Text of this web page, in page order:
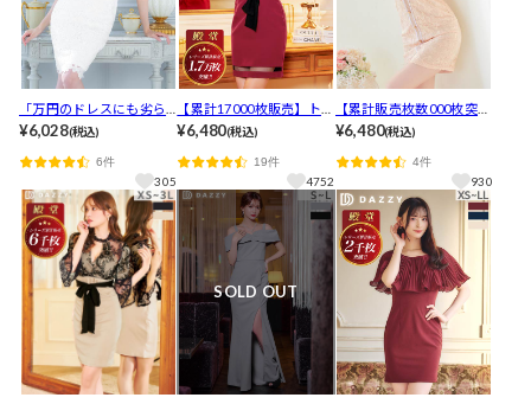
「万円のドレスにも劣ら
ない高見えドレス」と高
ジップホールベルトモチ
ーフ七分袖タイトミニ丈
キャバドレス[S～LL/4サ
イズ展開][明日花キララ着
用]
¥6,028(税込)
6件
305
【累計17000枚販売】トッ
プスのレースの高級感が
綺麗に見えるエレガント
レースタイトミニドレス
[5サイズ展開]
¥6,480(税込)
19件
4752
【累計販売枚数000枚突
破！】ボタニカル総レー
き半袖タイトミニ丈キャ
バドレス[XS~L/サイズ展
開]
¥6,480(税込)
4件
930
SOLD OUT